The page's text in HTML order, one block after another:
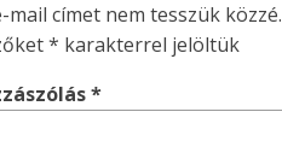
mail címet nem tesszük közzé.
* karakterrel jelöltük
*